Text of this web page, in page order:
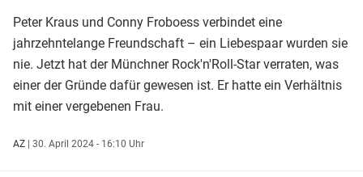
Peter Kraus und Conny Froboess verbindet eine
jahrzehntelange Freundschaft – ein Liebespaar wurden sie
nie. Jetzt hat der Münchner Rock'n'Roll-Star verraten, was
einer der Gründe dafür gewesen ist. Er hatte ein Verhältnis
mit einer vergebenen Frau.
AZ | 30. April 2024 - 16:10 Uhr